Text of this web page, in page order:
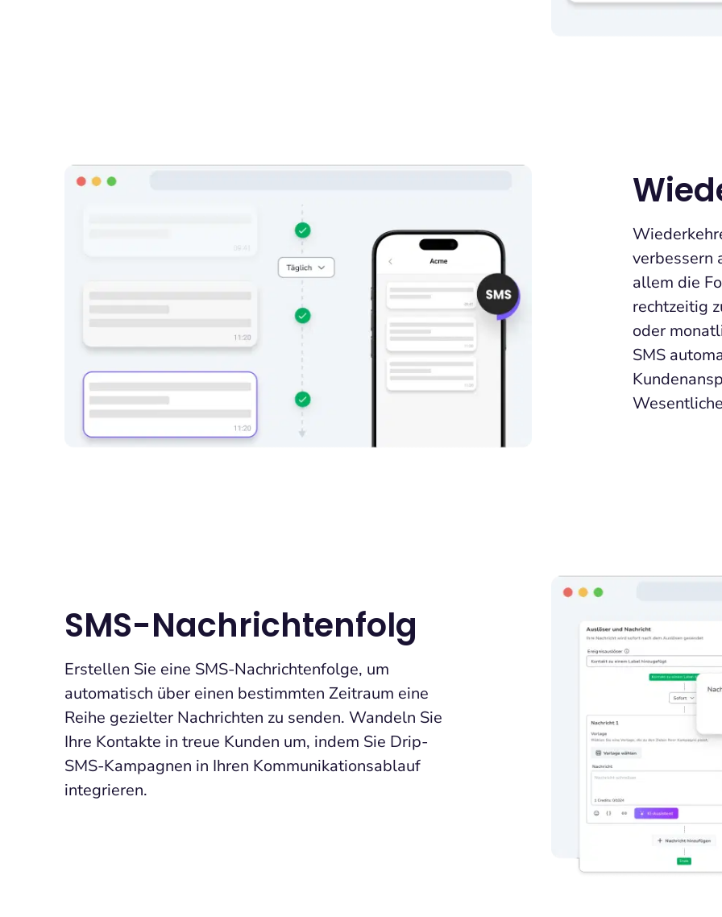
verbessern
allem die
rechtzeitig
oder
SMS
SMS-Nachrichtenfolg
Erstellen Sie eine SMS-Nachrichtenfolge, um
automatisch über einen bestimmten Zeitraum eine
Reihe gezielter Nachrichten zu senden. Wandeln Sie
Ihre Kontakte in treue Kunden um, indem Sie Drip-
SMS-Kampagnen in Ihren Kommunikationsablauf
integrieren.